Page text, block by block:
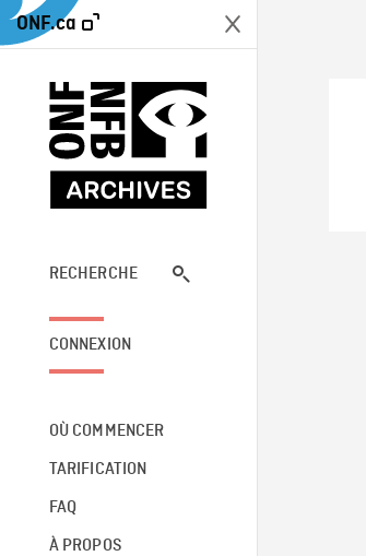
ONF.ca
RECHERCHE
CONNEXION
OÙ COMMENCER
TARIFICATION
FAQ
À PROPOS